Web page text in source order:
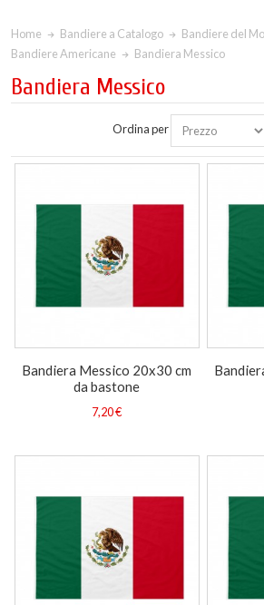
Home Bandiere a Catalogo
Bandiere del
Bandiere Americane
Bandiera Messico
Bandiera Messico
Ordina per
Bandiera Messico 20x30 cm
da bastone
7,20 €